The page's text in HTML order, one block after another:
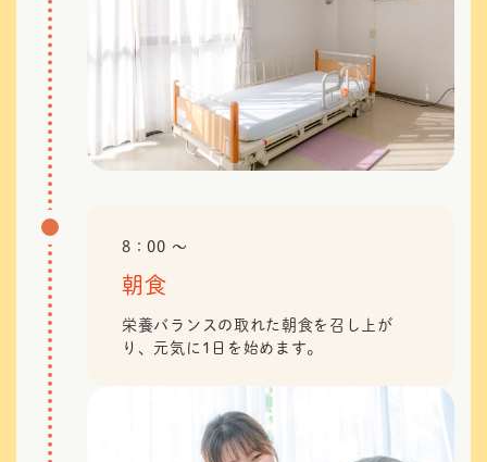
8：00 〜
朝食
栄養バランスの取れた朝食を召し上が
り、元気に1日を始めます。